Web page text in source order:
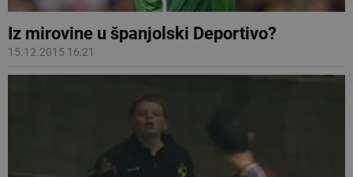
Iz mirovine u španjolski Deportivo?
15.12.2015 16:21